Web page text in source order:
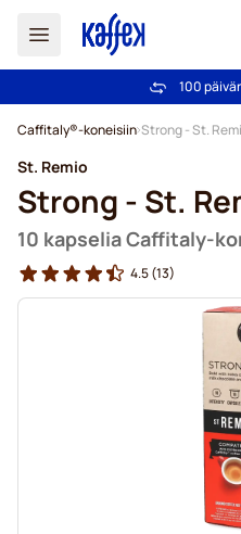
Ilmainen
100
Caffitaly®-koneisiin Strong - St.
St. Remio
Strong - St.
10 kapselia Caffitaly-
4.5(13)